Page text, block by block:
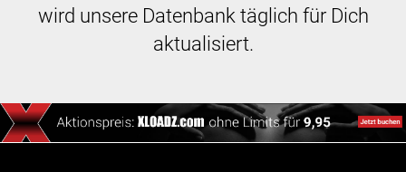
wird unsere Datenbank täglich für Dich
aktualisiert.